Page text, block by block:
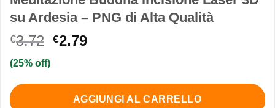
su Ardesia – PNG di Alta Qualità
€3.72 Il
era:
€3.72.
€2.79Il
è:
€2.79.
(25% off)
AGGIUNGI AL CARRELLO